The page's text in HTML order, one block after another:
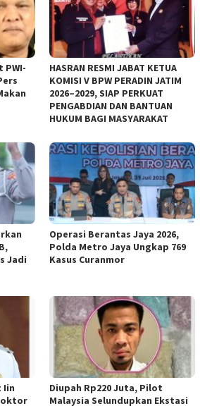
PWI-
HASRAN RESMI JABAT KETUA
KOMISI V BPW PERADIN JATIM
2026–2029, SIAP PERKUAT
PENGABDIAN DAN BANTUAN
HUKUM BAGI MASYARAKAT
Jadi
Operasi Berantas Jaya 2026,
Polda Metro Jaya Ungkap 769
Kasus Curanmor
Iin
Diupah Rp220 Juta, Pilot
Malaysia Selundupkan Ekstasi